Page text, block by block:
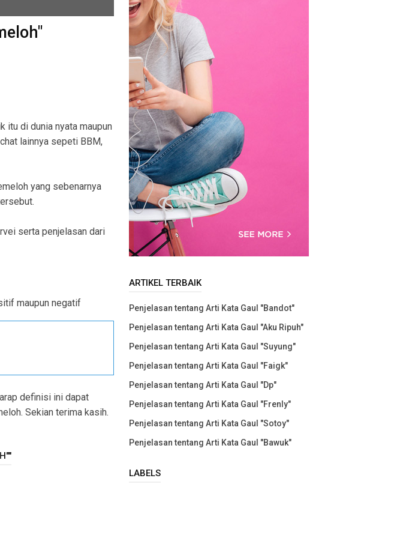
itu di dunia nyata maupun
lainnya sepeti BBM,
yang sebenarnya
serta penjelasan dari
maupun negatif
definisi ini dapat
Sekian terima kasih.
ARTIKEL TERBAIK
Penjelasan tentang Arti Kata Gaul "Bandot"
Penjelasan tentang Arti Kata Gaul "Aku Ripuh"
Penjelasan tentang Arti Kata Gaul "Suyung"
Penjelasan tentang Arti Kata Gaul "Faigk"
Penjelasan tentang Arti Kata Gaul "Dp"
Penjelasan tentang Arti Kata Gaul "Frenly"
Penjelasan tentang Arti Kata Gaul "Sotoy"
Penjelasan tentang Arti Kata Gaul "Bawuk"
LABELS